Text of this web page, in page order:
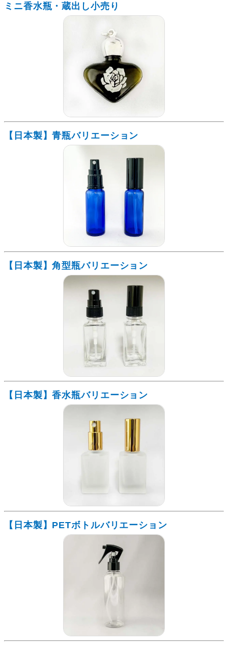
ミニ香水瓶・蔵出し小売り
【日本製】青瓶バリエーション
【日本製】角型瓶バリエーション
【日本製】香水瓶バリエーション
【日本製】PETボトルバリエーション